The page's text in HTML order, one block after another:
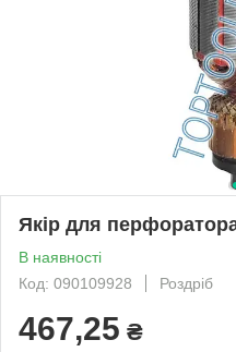
Якір для
В наявності
Код: 090109928
Роздріб
467,25 ₴